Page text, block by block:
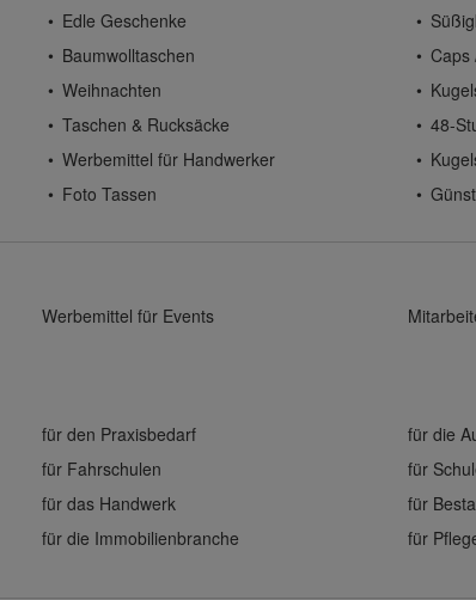
Edle Geschenke
Baumwolltaschen
Caps
Weihnachten
Taschen & Rucksäcke
48-
Werbemittel für Handwerker
Foto Tassen
Werbemittel für Events
für den Praxisbedarf
für die
für Fahrschulen
für
für das Handwerk
für
für die Immobilienbranche für